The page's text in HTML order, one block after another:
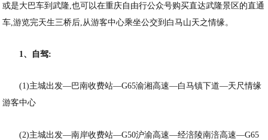
或是大巴车到武隆,也可以在重庆自由行公众号购买直达武隆景区的直通
车,游览完天生三桥后,从游客中心乘坐公交到白马山天之情缘。
1、自驾:
(1)主城出发—巴南收费站—G65渝湘高速—白马镇下道—天尺情缘
游客中心
(2)主城出发—南岸收费站—G50沪渝高速—经涪陵南涪高速—G65